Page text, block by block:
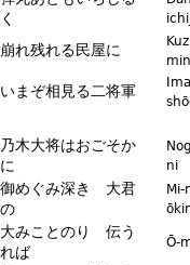
く
崩れ残れる民屋に
いまぞ相見る二将軍
乃木大将はおごそか
に
ni
御めぐみ深き 大君
の
大みことのり 伝う
れば
Ō-